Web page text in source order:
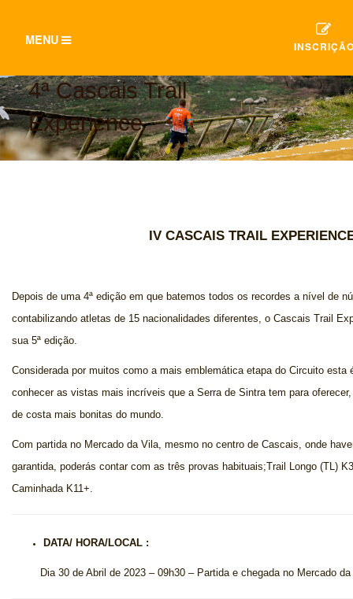
TOGGLE
MENU
4ª Cascais Trail
Experience
IV CASCAIS TRAIL
Depois de uma 4ª edição em que batemos todos os recordes a nível de
contabilizando atletas de 15 nacionalidades diferentes, o Cascais Trail
sua 5ª edição.
Considerada por muitos como a mais emblemática etapa do Circuito esta
conhecer as vistas mais incríveis que a Serra de Sintra tem para
de costa mais bonitas do mundo.
Com partida no Mercado da Vila, mesmo no centro de Cascais, onde
garantida, poderás contar com as três provas habituais;Trail Longo (TL)
Caminhada K11+.
DATA/ HORA/LOCAL :
Dia 30 de Abril de 2023 – 09h30 – Partida e chegada no Mercado da